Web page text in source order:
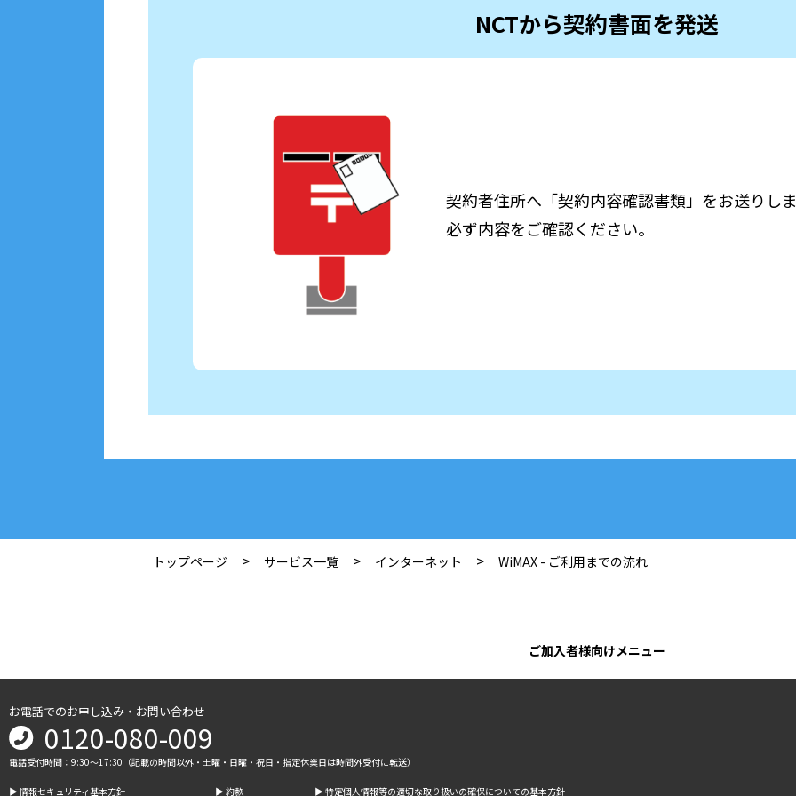
NCTから契約書面を発送
契約者住所へ「契約内容確認書類」をお送りし
必ず内容をご確認ください。
トップページ > サービス一覧 > インターネット > WiMAX - ご利用までの流れ
ご加入者様向けメニュー
お電話でのお申し込み・お問い合わせ
0120-080-009
電話受付時間：9:30～17:30（記載の時間以外・土曜・日曜・祝日・指定休業日は時間外受付に転送）
▶︎ 情報セキュリティ基本方針 ▶︎ 約款 ▶︎ 特定個人情報等の適切な取り扱いの確保についての基本方針